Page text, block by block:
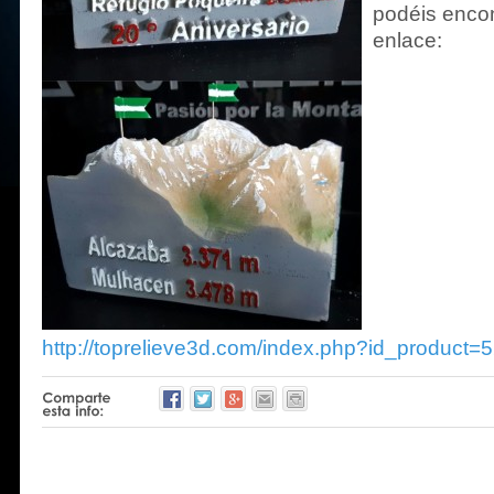
podéis
enlace:
http://toprelieve3d.com/